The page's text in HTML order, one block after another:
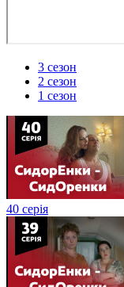
3 сезон
2 сезон
1 сезон
40 серія